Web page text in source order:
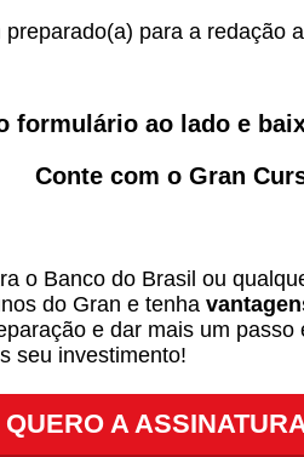
para a redação
formulário ao lado e
Conte com o Gran
o Banco do Brasil ou
do Gran e tenha
e dar mais um
seu investimento!
QUERO A